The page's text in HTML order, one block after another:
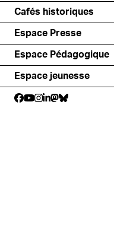
Cafés historiques
Espace Presse
Espace Pédagogique
Espace jeunesse